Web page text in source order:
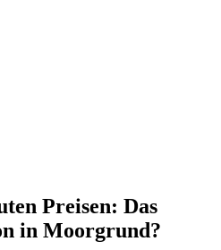
Preisen: Das
in Moorgrund?